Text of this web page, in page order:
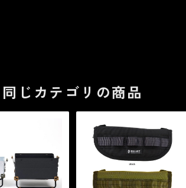
同じカテゴリの商品